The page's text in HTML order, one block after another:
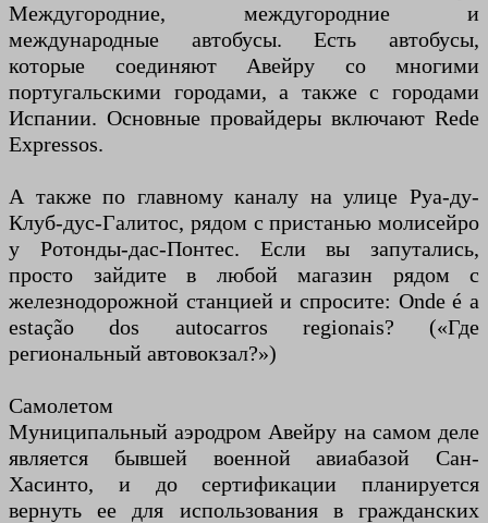
Междугородние, междугородние и
международные автобусы. Есть автобусы,
которые соединяют Авейру со многими
португальскими городами, а также с городами
Испании. Основные провайдеры включают Rede
Expressos.
А также по главному каналу на улице Руа-ду-
Клуб-дус-Галитос, рядом с пристанью молисейро
у Ротонды-дас-Понтес. Если вы запутались,
просто зайдите в любой магазин рядом с
железнодорожной станцией и спросите: Onde é a
estação dos autocarros regionais? («Где
региональный автовокзал?»)
Самолетом
Муниципальный аэродром Авейру на самом деле
является бывшей военной авиабазой Сан-
Хасинто, и до сертификации планируется
вернуть ее для использования в гражданских